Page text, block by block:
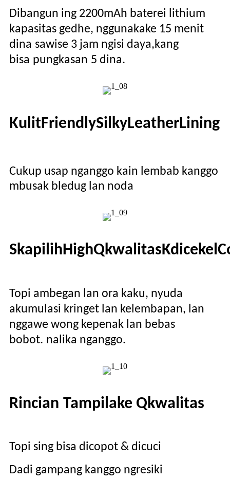
Dibangun ing 2200mAh baterei lithium
kapasitas gedhe, nggunakake 15 menit
dina sawise 3 jam ngisi daya,kang
bisa pungkasan 5 dina.
KulitFriendlySilkyLeatherLining
Cukup usap nganggo kain lembab kanggo
mbusak bledug lan noda
SkapilihHighQkwalitasKdicekelC
Topi ambegan lan ora kaku, nyuda
akumulasi kringet lan kelembapan, lan
nggawe wong kepenak lan bebas
bobot. nalika nganggo.
Rincian Tampilake Qkwalitas
Topi sing bisa dicopot & dicuci
Dadi gampang kanggo ngresiki